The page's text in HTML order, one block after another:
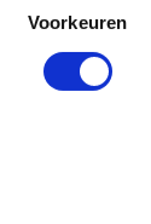
Voorkeuren
MANNEN
BABYSTRAATJE.NL